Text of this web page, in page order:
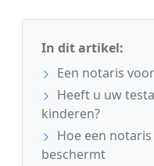
In dit artikel:
Een notaris
Heeft u uw
kinderen?
Hoe een
beschermt